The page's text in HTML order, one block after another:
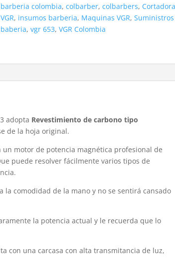
cantidad
barberia colombia,colbarber,colbarbers,
VGR, insumos barberia, Maquinas VGR,Suministros
baberia,vgr 653,VGR Colombia
adopta Revestimiento de carbono tipo
de la hoja original.
motor de potencia magnética profesional de
puede resolver fácilmente varios tipos de
la comodidad de la mano y no se sentirá cansado
la potencia actual y le recuerda que lo
con una carcasa con alta transmitancia de luz,